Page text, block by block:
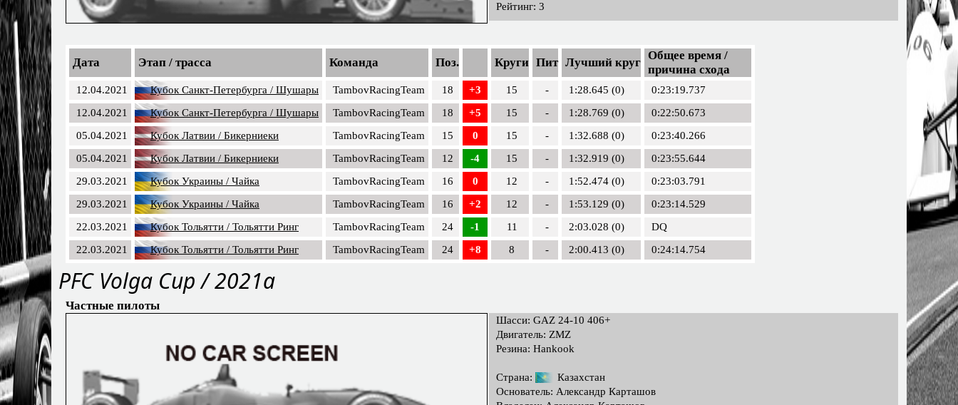
Рейтинг: 3
Дата Этап / трасса Команда Поз. Круги Пит Лучший круг
Общее время /
причина схода
12.04.2021 Кубок Санкт-Петербурга / Шушары TambovRacingTeam 18 +3 15 - 1:28.645 (0)
0:23:19.737
12.04.2021
Кубок Санкт-Петербурга / Шушары TambovRacingTeam 18 +5 15 - 1:28.769 (0)
0:22:50.673
05.04.2021
Кубок Латвии / Бикерниеки TambovRacingTeam 15 0 15 - 1:32.688 (0)
0:23:40.266
05.04.2021
Кубок Латвии / Бикерниеки TambovRacingTeam 12 -4 15 - 1:32.919 (0)
0:23:55.644
29.03.2021
Кубок Украины / Чайка TambovRacingTeam 16 0 12 - 1:52.474 (0)
0:23:03.791
29.03.2021
Кубок Украины / Чайка TambovRacingTeam 16 +2 12 - 1:53.129 (0)
0:23:14.529
22.03.2021
Кубок Тольятти / Тольятти Ринг TambovRacingTeam 24 -1 11 - 2:03.028 (0)
DQ
22.03.2021
Кубок Тольятти / Тольятти Ринг TambovRacingTeam 24 +8 8 - 2:00.413 (0) 0:24:14.754
PFС Volga Cup / 2021a
Частные пилоты
Шасси: GAZ 24-10 406+
Двигатель: ZMZ
Резина: Hankook
Страна:
Казахстан
Основатель: Александр Карташов